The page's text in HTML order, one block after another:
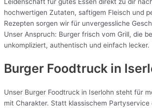
hochwertigen Zutaten, saftigem Fleisch und
Rezepten sorgen wir für unvergessliche
Unser Anspruch: Burger frisch vom Grill, die
unkompliziert, authentisch und einfach lecker.
Burger Foodtruck in
Unser Burger Foodtruck in Iserlohn steht für
mit Charakter. Statt klassischem